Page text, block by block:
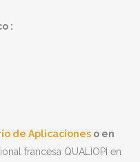
:
de Aplicaciones o en
francesa QUALIOPI en